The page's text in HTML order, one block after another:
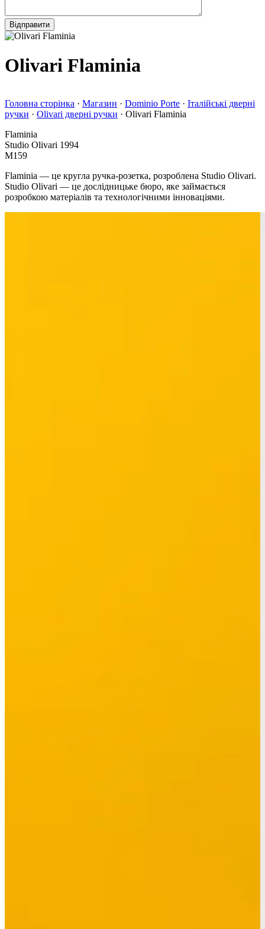
Olivari Flaminia
Головна сторінка · Магазин · Dominio Porte · Італійські дверні
ручки · Olivari дверні ручки · Olivari Flaminia
Flaminia
Studio Olivari 1994
M159
Flaminia — це кругла ручка-розетка, розроблена Studio Olivari.
Studio Olivari — це дослідницьке бюро, яке займається
розробкою матеріалів та технологічними інноваціями.